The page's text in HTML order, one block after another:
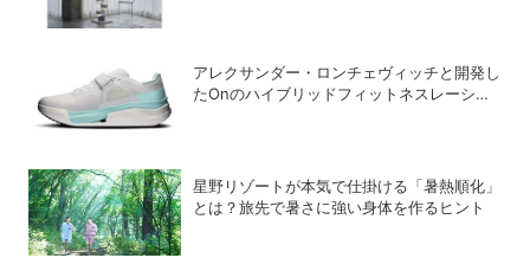
アレクサンダー・ロンチェヴィッチと開発し
たOnのハイブリッドフィットネスレーシン
星野リゾートが本気で仕掛ける「暑熱順化」
とは？旅先で暑さに強い身体を作るヒント